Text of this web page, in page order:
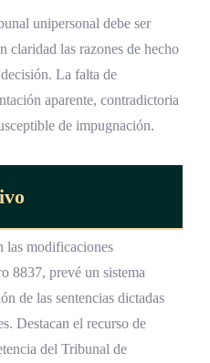
unipersonal debe ser
claridad las razones de hecho
La falta de
aparente, contradictoria
de impugnación.
las modificaciones
8837, prevé un sistema
de las sentencias dictadas
Destacan el recurso de
del Tribunal de